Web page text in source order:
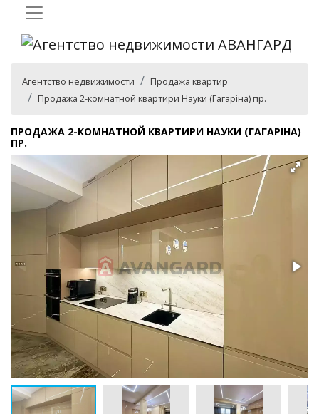
Агентство недвижимости
Продажа квартир
Продажа 2-комнатной квартири Науки (Гагаріна) пр.
ПРОДАЖА 2-КОМНАТНОЙ КВАРТИРИ НАУКИ (ГАГАРІНА)
ПР.